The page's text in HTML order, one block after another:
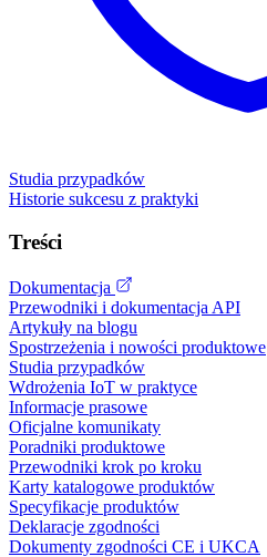
Studia przypadków
Historie sukcesu z praktyki
Treści
Dokumentacja
Przewodniki i dokumentacja API
Artykuły na blogu
Spostrzeżenia i nowości produktowe
Studia przypadków
Wdrożenia IoT w praktyce
Informacje prasowe
Oficjalne komunikaty
Poradniki produktowe
Przewodniki krok po kroku
Karty katalogowe produktów
Specyfikacje produktów
Deklaracje zgodności
Dokumenty zgodności CE i UKCA